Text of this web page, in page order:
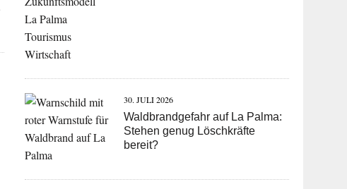
30. JULI 2026
Waldbrandgefahr auf La Palma:
Stehen genug Löschkräfte
bereit?